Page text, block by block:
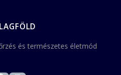
és természetes életmód